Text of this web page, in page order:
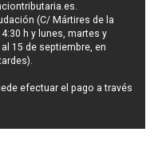
.
(C/ Mártires de la
h y lunes, martes y
15 de septiembre, en
efectuar el pago a través